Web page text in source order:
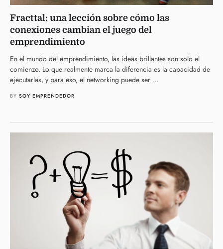
Fracttal: una lección sobre cómo las
conexiones cambian el juego del
emprendimiento
En el mundo del emprendimiento, las ideas brillantes son solo el
comienzo. Lo que realmente marca la diferencia es la capacidad de
ejecutarlas, y para eso, el networking puede ser …
BY SOY EMPRENDEDOR